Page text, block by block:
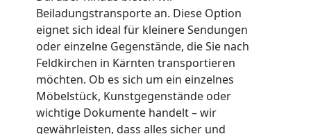
Beiladungstransporte an. Diese Option
eignet sich ideal für kleinere Sendungen
oder einzelne Gegenstände, die Sie nach
Feldkirchen in Kärnten transportieren
möchten. Ob es sich um ein einzelnes
Möbelstück, Kunstgegenstände oder
wichtige Dokumente handelt – wir
gewährleisten, dass alles sicher und
Neustadt
Tresortransport